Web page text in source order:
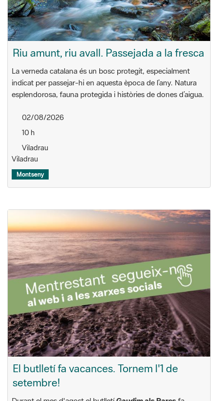
Riu amunt, riu avall. Passejada a la fresca
La verneda catalana és un bosc protegit, especialment
indicat per passejar-hi en aquesta època de l’any. Natura
esplendorosa, fauna protegida i històries de dones d’aigua.
02/08/2026
10 h
Viladrau
Viladrau
Montseny
El butlletí fa vacances. Tornem l'1 de
setembre!